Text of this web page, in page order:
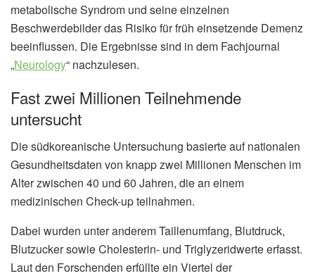
metabolische Syndrom und seine einzelnen
Beschwerdebilder das Risiko für früh einsetzende Demenz
beeinflussen. Die Ergebnisse sind in dem Fachjournal
„Neurology“ nachzulesen.
Fast zwei Millionen Teilnehmende
untersucht
Die südkoreanische Untersuchung basierte auf nationalen
Gesundheitsdaten von knapp zwei Millionen Menschen im
Alter zwischen 40 und 60 Jahren, die an einem
medizinischen Check-up teilnahmen.
Dabei wurden unter anderem Taillenumfang, Blutdruck,
Blutzucker sowie Cholesterin- und Triglyzeridwerte erfasst.
Laut den Forschenden erfüllte ein Viertel der